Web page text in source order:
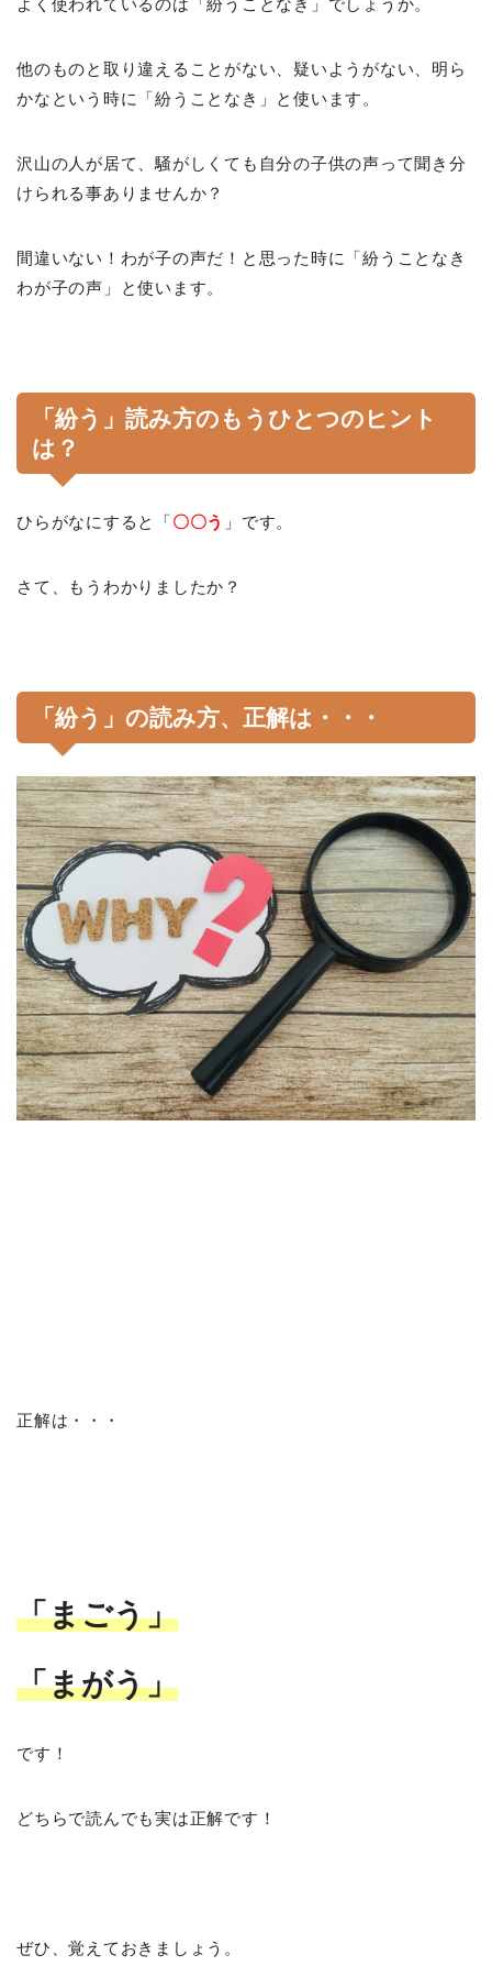
よく使われているのは「紛うことなき」でしょうか。
他のものと取り違えることがない、疑いようがない、明ら
かなという時に「紛うことなき」と使います。
沢山の人が居て、騒がしくても自分の子供の声って聞き分
けられる事ありませんか？
間違いない！わが子の声だ！と思った時に「紛うことなき
わが子の声」と使います。
「紛う」読み方のもうひとつのヒント
は？
ひらがなにすると「〇〇う 」です。
さて、もうわかりましたか？
「紛う」の読み方、正解は・・・
正解は・・・
「まごう」
「まがう」
です！
どちらで読んでも実は正解です！
ぜひ、覚えておきましょう。